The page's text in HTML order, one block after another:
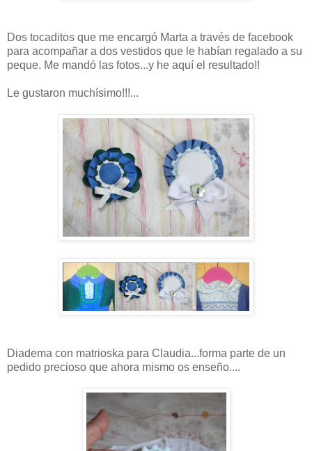
Dos tocaditos que me encargó Marta a través de facebook
para acompañar a dos vestidos que le habían regalado a su
peque. Me mandó las fotos...y he aquí el resultado!!
Le gustaron muchísimo!!!...
Diadema con matrioska para Claudia...forma parte de un
pedido precioso que ahora mismo os enseño....